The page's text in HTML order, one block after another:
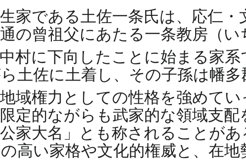
家である土佐一条氏は、応仁
の曾祖父にあたる一条教房（
村に下向したことに始まる家系
土佐に土着し、その子孫は幡
域権力としての性格を強めてい
定的ながらも武家的な領域支
家大名」とも称されることが
高い家格や文化的権威と、在